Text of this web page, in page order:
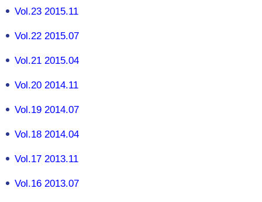
Vol.23 2015.11
Vol.22 2015.07
Vol.21 2015.04
Vol.20 2014.11
Vol.19 2014.07
Vol.18 2014.04
Vol.17 2013.11
Vol.16 2013.07